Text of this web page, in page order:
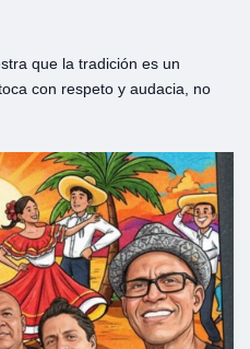
que la tradición es un
con respeto y audacia, no